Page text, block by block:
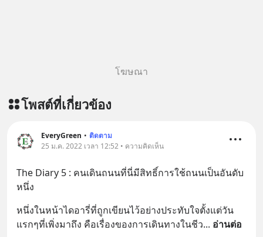
โฆษณา
โพสต์ที่เกี่ยวข้อง
EveryGreen • ติดตาม
25 ม.ค. 2022 เวลา 12:52 • ความคิดเห็น
The Diary 5 : คนเดินถนนที่นี่มีสิทธิ์การใช้ถนนเป็นอันดับ
หนึ่ง
หนึ่งในหน้าไดอารี่ที่ถูกเขียนไว้อย่างประทับใจตั้งแต่วัน
แรกๆที่เพิ่งมาถึง คือเรื่องของการเดินทางในชีว... อ่านต่อ